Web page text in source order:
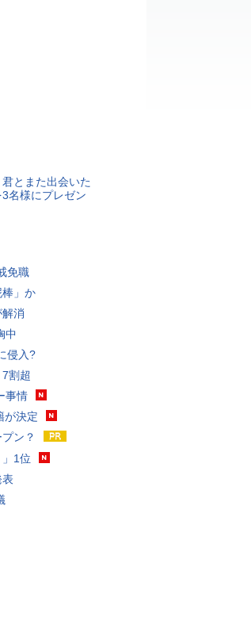
とまた出会いた
名様にプレゼン
免職
」か
消
中
侵入?
割超
事情
が決定
ン？
」1位